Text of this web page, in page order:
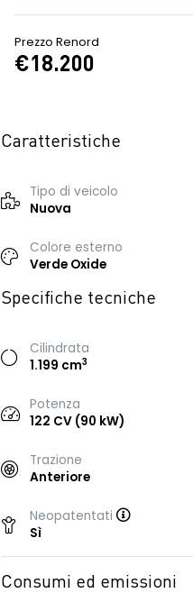
Prezzo Renord
€18.200
Caratteristiche
Tipo di veicolo
Nuova
Colore esterno
Verde Oxide
Specifiche tecniche
Cilindrata
1.199 cm3
Potenza
122 CV (90 kW)
Trazione
Anteriore
Neopatentati
Sì
Consumi ed emissioni